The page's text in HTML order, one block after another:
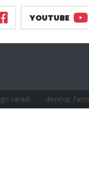
YOUTUBE
varadi develop: farm